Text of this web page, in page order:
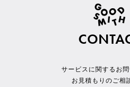
サービスに関するお
お見積もりのご相